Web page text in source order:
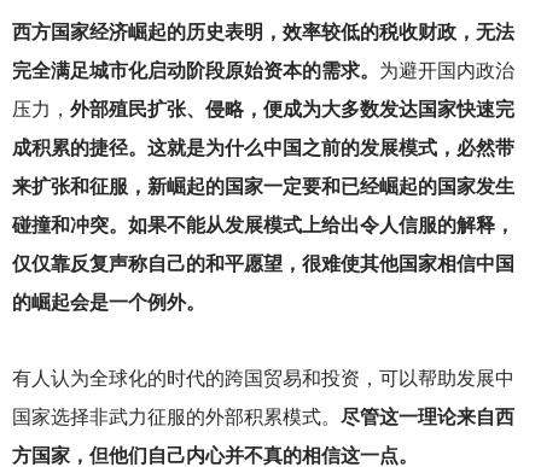
西方国家经济崛起的历史表明，效率较低的税收财政，无法
完全满足城市化启动阶段原始资本的需求。 为避开国内政治
压力， 外部殖民扩张、侵略，便成为大多数发达国家快速完
成积累的捷径。这就是为什么中国之前的发展模式，必然带
来扩张和征服，新崛起的国家一定要和已经崛起的国家发生
碰撞和冲突。如果不能从发展模式上给出令人信服的解释，
仅仅靠反复声称自己的和平愿望，很难使其他国家相信中国
的崛起会是一个例外。
有人认为全球化的时代的跨国贸易和投资，可以帮助发展中
国家选择非武力征服的外部积累模式。 尽管这一理论来自西
方国家，但他们自己内心并不真的相信这一点。